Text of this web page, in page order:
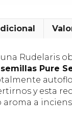
Rudelaris
Pure
y esta
a